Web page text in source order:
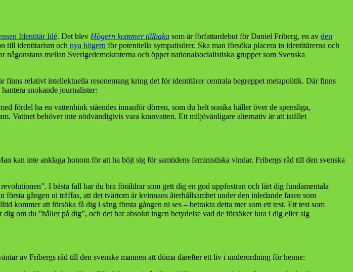
Identitär Idé. Det blev Högern kommer tillbaka som är författardebut för Daniel Friberg, en av den
till identitarism och nya högern för potentiella sympatisörer. Ska man försöka placera in identitärerna och
mellan Sverigedemokraterna och öppet nationalsocialistiska grupper som Svenska
relativt intellektuella resonemang kring det för identitärer centrala begreppet metapolitik. Där finns
snokande journalister:
fördel ha en vattenhink ståendes innanför dörren, som du helt sonika häller över de spensliga,
Vattnet behöver inte nödvändigtvis vara kranvatten. Ett miljövänligare alternativ är att istället
kan inte anklaga honom för att ha böjt sig för samtidens feministiska vindar. Fribergs råd till den svenska
I bästa fall har du bra föräldrar som gett dig en god uppfostran och lärt dig fundamentala
gången ni träffas, att det tvärtom är kvinnans återhållsamhet under den inledande fasen som
kommer att försöka få dig i säng första gången ni ses – betrakta detta mer som ett test. Ett test som
om du ”håller på dig”, och det har absolut ingen betydelse vad de försöker lura i dig eller sig
av Fribergs råd till den svenske mannen att döma därefter ett liv i underordning för henne: